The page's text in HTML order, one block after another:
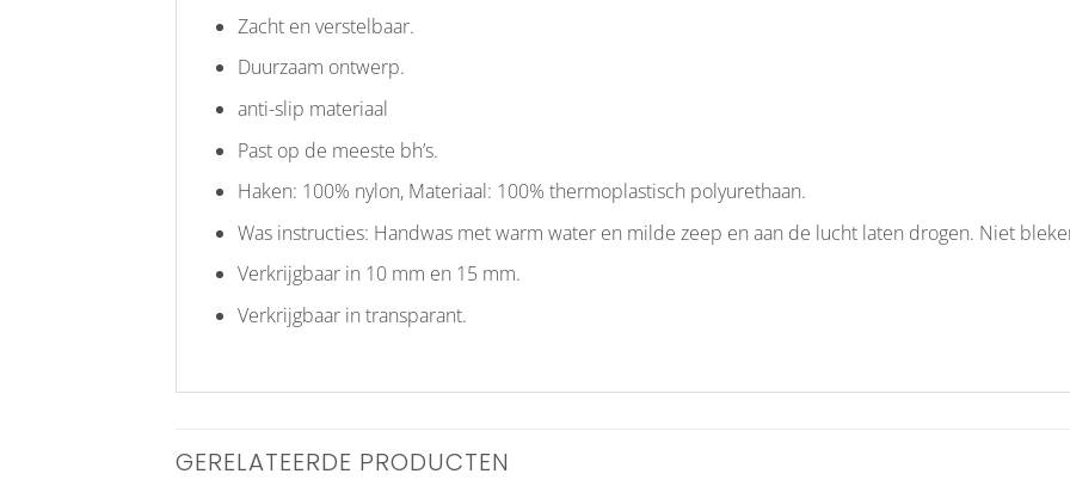
Zacht en verstelbaar.
Duurzaam ontwerp.
anti-slip materiaal
Past op de meeste bh’s.
Haken: 100% nylon, Materiaal: 100% thermoplastisch polyurethaan.
Was instructies: Handwas met warm water en milde zeep en aan de lucht laten drogen. Niet
Verkrijgbaar in 10 mm en 15 mm.
Verkrijgbaar in transparant.
GERELATEERDE PRODUCTEN